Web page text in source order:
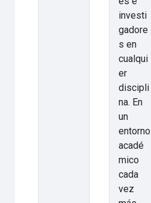
investi
gadore
s en
cualqui
er
discipli
na. En
un
entorno
acadé
mico
cada
vez